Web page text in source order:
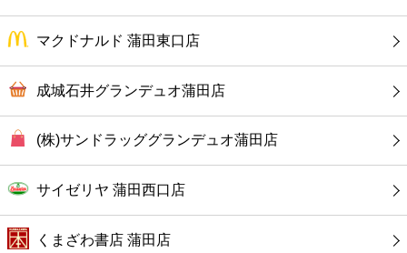
マクドナルド 蒲田東口店
成城石井グランデュオ蒲田店
(株)サンドラッググランデュオ蒲田店
サイゼリヤ 蒲田西口店
くまざわ書店 蒲田店